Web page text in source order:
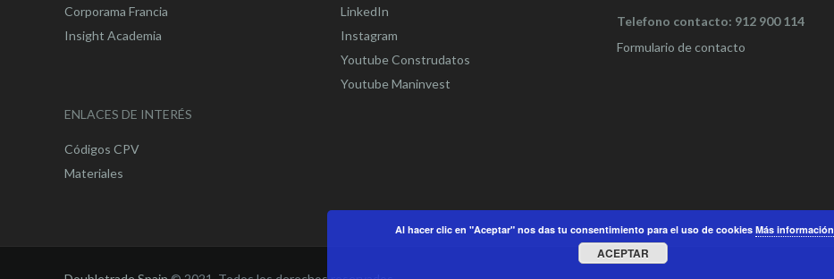
Corporama Francia
Insight Academia
ENLACES DE INTERÉS
Códigos CPV
Materiales
LinkedIn
Instagram
Youtube Construdatos
Youtube Maninvest
Telefono contacto: 912 900 114
Formulario de contacto
Al hacer clic en "Aceptar" nos das tu consentimiento para el uso de cookies Más información
ACEPTAR